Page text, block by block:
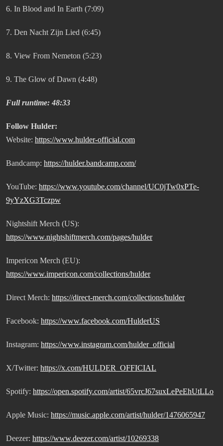
6. In Blood and In Earth (7:09)
7. Den Nacht Zijn Lied (6:45)
8. View From Nemeton (5:23)
9. The Glow of Dawn (4:48)
Full runtime: 48:33
Follow Hulder:
Website: https://www.hulder-official.com
Bandcamp: https://hulder.bandcamp.com/
YouTube: https://www.youtube.com/channel/UC0jTw0xPTe-
9yYzXG3Tczpw
Nightshift Merch (US):
https://www.nightshiftmerch.com/pages/hulder
Impericon Merch (EU):
https://www.impericon.com/collections/hulder
Direct Merch: https://direct-merch.com/collections/hulder
Facebook: https://www.facebook.com/HulderUS
Instagram: https://www.instagram.com/hulder_official
X/Twitter: https://x.com/HULDER_OFFICIAL
Spotify: https://open.spotify.com/artist/65vrcJ67suxLePeEhUtLLo
Apple Music: https://music.apple.com/artist/hulder/1476065947
Deezer: https://www.deezer.com/artist/10269338